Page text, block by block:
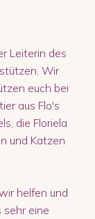
Leiterin des
Wir
euch bei
aus Flo's
die Floriela
und Katzen
helfen und
sehr eine